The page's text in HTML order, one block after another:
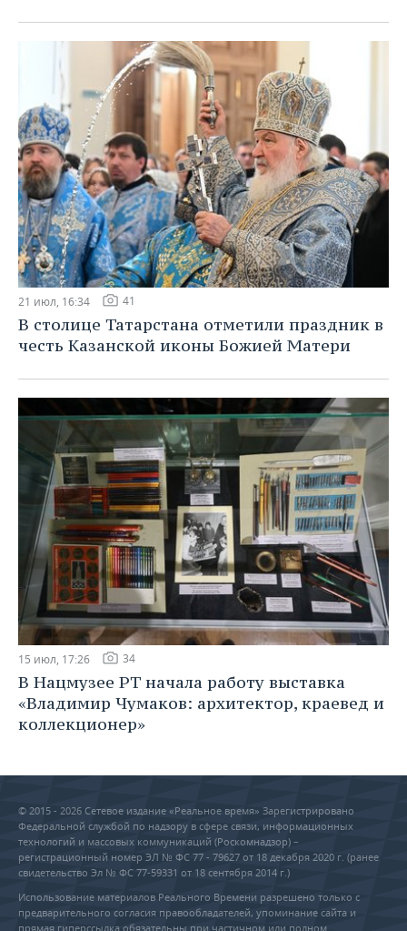
21 июл, 16:34 41
В столице Татарстана отметили праздник в
честь Казанской иконы Божией Матери
15 июл, 17:26 34
В Нацмузее РТ начала работу выставка
«Владимир Чумаков: архитектор, краевед и
коллекционер»
© 2015 - 2026 Сетевое издание «Реальное время» Зарегистрировано
Федеральной службой по надзору в сфере связи, информационных
технологий и массовых коммуникаций (Роскомнадзор) –
регистрационный номер ЭЛ № ФС 77 - 79627 от 18 декабря 2020 г. (ранее
свидетельство Эл № ФС 77-59331 от 18 сентября 2014 г.)
Использование материалов Реального Времени разрешено только с
предварительного согласия правообладателей, упоминание сайта и
прямая гиперссылка обязательны при частичном или полном